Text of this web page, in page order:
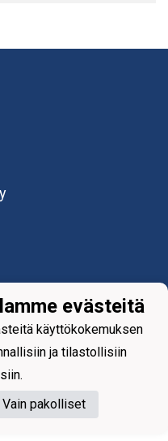
evästeitä
käyttökokemuksen
ja tilastollisiin
Vain pakolliset